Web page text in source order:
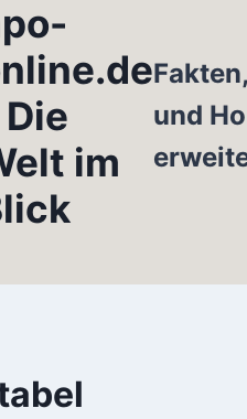
Die
im
und